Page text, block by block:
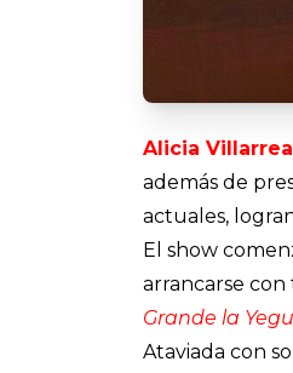
Alicia
además de
actuales,
El show
arrancarse con
Grande la
Ataviada con